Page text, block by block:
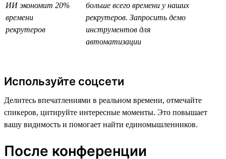
ИИ экономит 20%
времени
рекрутеров
больше всего времени у наших
рекрутеров. Запросить демо
инструментов для
автоматизации
Используйте соцсети
Делитесь впечатлениями в реальном времени, отмечайте
спикеров, цитируйте интересные моменты. Это повышает
вашу видимость и помогает найти единомышленников.
После конференции